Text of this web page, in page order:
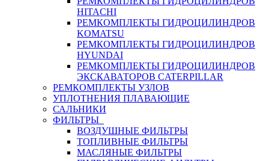
HITACHI
РЕМКОМПЛЕКТЫ ГИДРОЦИЛИНДРОВ
KOMATSU
РЕМКОМПЛЕКТЫ ГИДРОЦИЛИНДРОВ
HYUNDAI
РЕМКОМПЛЕКТЫ ГИДРОЦИЛИНДРОВ
ЭКСКАВАТОРОВ CATERPILLAR
РЕМКОМПЛЕКТЫ УЗЛОВ
УПЛОТНЕНИЯ ПЛАВАЮЩИЕ
САЛЬНИКИ
ФИЛЬТРЫ
ВОЗДУШНЫЕ ФИЛЬТРЫ
ТОПЛИВНЫЕ ФИЛЬТРЫ
МАСЛЯНЫЕ ФИЛЬТРЫ